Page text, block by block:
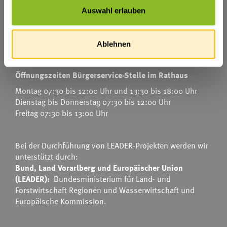
Auswahl erlauben
Ablehnen
0043 5522 51534-0
F 0043 5522 51534-6
E-Mail an das Gemeindeamt
Öffnungszeiten Bürgerservice-Stelle im Rathaus
Montag 07:30 bis 12:00 Uhr und 13:30 bis 18:00 Uhr
Dienstag bis Donnerstag 07:30 bis 12:00 Uhr
Freitag 07:30 bis 13:00 Uhr
Bei der Durchführung von LEADER-Projekten werden wir
unterstützt durch:
Bund, Land Vorarlberg und Europäischer Union
(LEADER): Bundesministerium für Land- und
Forstwirtschaft Regionen und Wasserwirtschaft und
Europäische Kommission.